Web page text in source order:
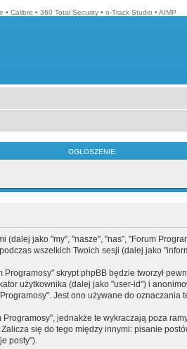
• Calibre • 360 Total Security • n-Track Studio • AIMP
OGŁOSZENIE:
jako "my", "nasze", "nas", "Forum
wszelkich Twoich sesji (dalej jako
skrypt phpBB będzie tworzył
użytkownika (dalej jako "user-id") i
Jest ono używane do
jednakże te wykraczają poza
się do tego między innymi: pisanie
posty").